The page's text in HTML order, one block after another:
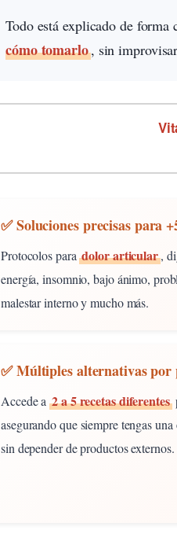
Todo está explicado de forma
cómo tomarlo, sin
✅ Soluciones precisas para
Protocolos paradolor articular,
energía, insomnio, bajo ánimo,
malestar interno y mucho más.
✅ Múltiples alternativas por
Accede a2 a 5 recetas diferentes
asegurando que siempre tengas
sin depender de productos externos.